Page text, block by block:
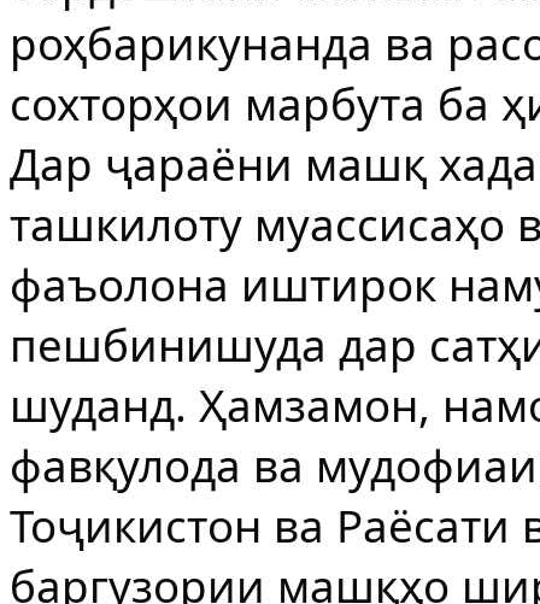
роҳбарикунанда ва
сохторҳои марбута ба
Дар ҷараёни машқ
ташкилоту муассисаҳо
фаъолона иштирок
пешбинишуда дар
шуданд. Ҳамзамон,
фавқулода ва
Тоҷикистон ва Раёсати
баргузории машқҳо